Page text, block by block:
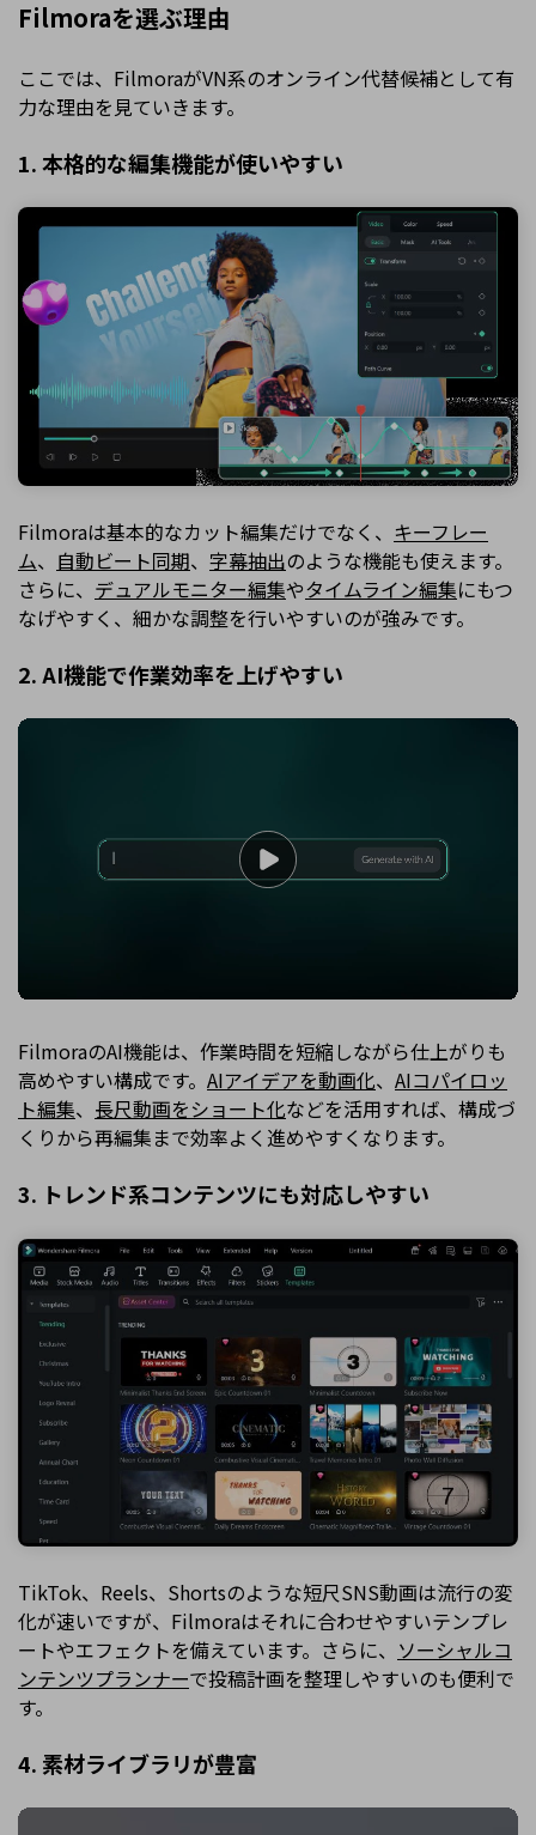
Filmoraを選ぶ理由
ここでは、FilmoraがVN系のオンライン代替候補として有
力な理由を見ていきます。
1. 本格的な編集機能が使いやすい
Filmoraは基本的なカット編集だけでなく、 キーフレー
ム、 自動ビート同期、 字幕抽出のような機能も使えます。
さらに、 デュアルモニター編集やタイムライン編集にもつ
なげやすく、細かな調整を行いやすいのが強みです。
2. AI機能で作業効率を上げやすい
FilmoraのAI機能は、作業時間を短縮しながら仕上がりも
高めやすい構成です。 AIアイデアを動画化、 AIコパイロッ
ト編集、 長尺動画をショート化などを活用すれば、構成づ
くりから再編集まで効率よく進めやすくなります。
3. トレンド系コンテンツにも対応しやすい
TikTok、Reels、Shortsのような短尺SNS動画は流行の変
化が速いですが、Filmoraはそれに合わせやすいテンプレ
ートやエフェクトを備えています。さらに、 ソーシャルコ
ンテンツプランナーで投稿計画を整理しやすいのも便利で
す。
4. 素材ライブラリが豊富